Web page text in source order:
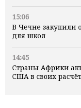
15:06
В Чечне закупили
для школ
14:45
Страны Африки
США в своих